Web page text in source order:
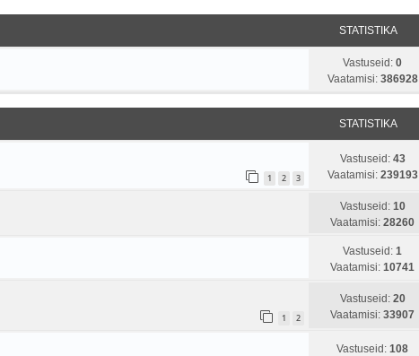
STATISTIKA
Vastuseid: 0
Vaatamisi: 386928
STATISTIKA
1 2 3
Vastuseid: 43
Vaatamisi: 239193
Vastuseid: 10
Vaatamisi: 28260
Vastuseid: 1
Vaatamisi: 10741
1 2
Vastuseid: 20
Vaatamisi: 33907
Vastuseid: 108